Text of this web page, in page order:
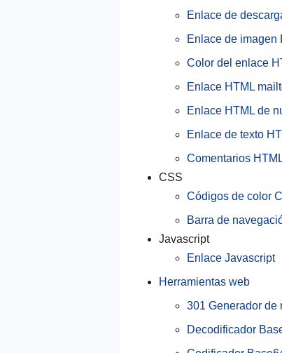
Enlace de
Enlace de imagen
Color del enlace
Enlace HTML
Enlace HTML de
Enlace de texto
Comentarios
CSS
Códigos de color
Barra de
Javascript
Enlace Javascript
Herramientas web
301 Generador de
Decodificador